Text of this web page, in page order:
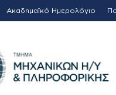
Ακαδημαϊκό Ημερολόγιο